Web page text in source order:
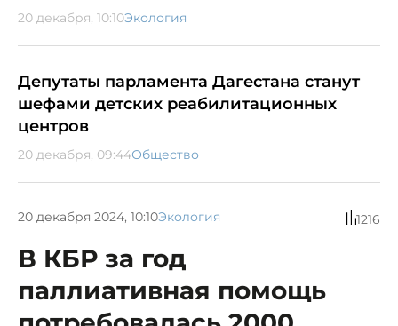
20 декабря, 10:10Экология
Депутаты парламента Дагестана станут
шефами детских реабилитационных
центров
20 декабря, 09:44Общество
20 декабря 2024, 10:10Экология 1216
В КБР за год
паллиативная помощь